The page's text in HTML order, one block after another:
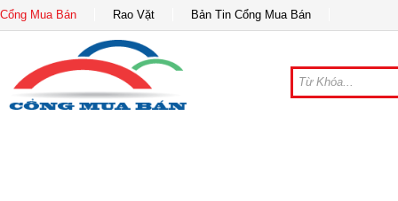
Cổng Mua Bán Rao Vặt Bản Tin Cổng Mua Bán